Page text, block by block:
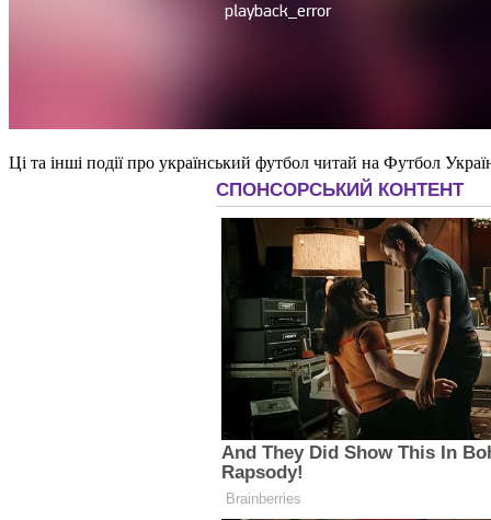
Ці та інші події про український футбол читай на Футбол